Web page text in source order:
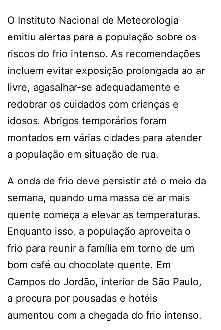
O Instituto Nacional de Meteorologia
emitiu alertas para a população sobre os
riscos do frio intenso. As recomendações
incluem evitar exposição prolongada ao ar
livre, agasalhar-se adequadamente e
redobrar os cuidados com crianças e
idosos. Abrigos temporários foram
montados em várias cidades para atender
a população em situação de rua.
A onda de frio deve persistir até o meio da
semana, quando uma massa de ar mais
quente começa a elevar as temperaturas.
Enquanto isso, a população aproveita o
frio para reunir a família em torno de um
bom café ou chocolate quente. Em
Campos do Jordão, interior de São Paulo,
a procura por pousadas e hotéis
aumentou com a chegada do frio intenso.